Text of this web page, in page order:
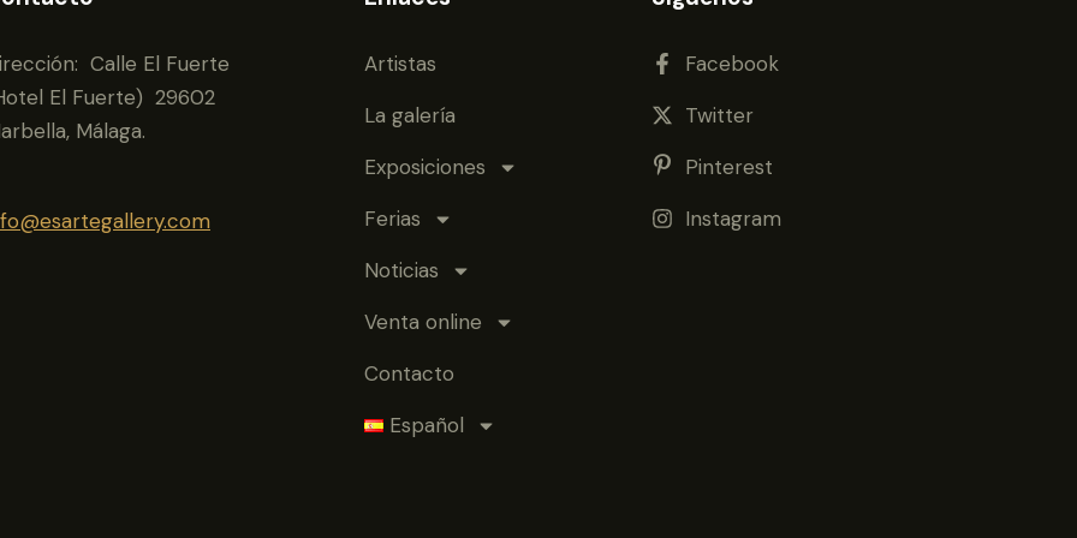
Calle El Fuerte
El Fuerte) 29602
Málaga.
Artistas
La galería
Exposiciones
Ferias
Noticias
Venta online
Contacto
Español
Facebook
Twitter
Pinterest
Instagram